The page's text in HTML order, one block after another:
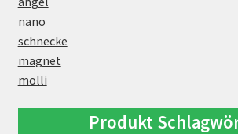
nano
schnecke
magnet
molli
Produkt